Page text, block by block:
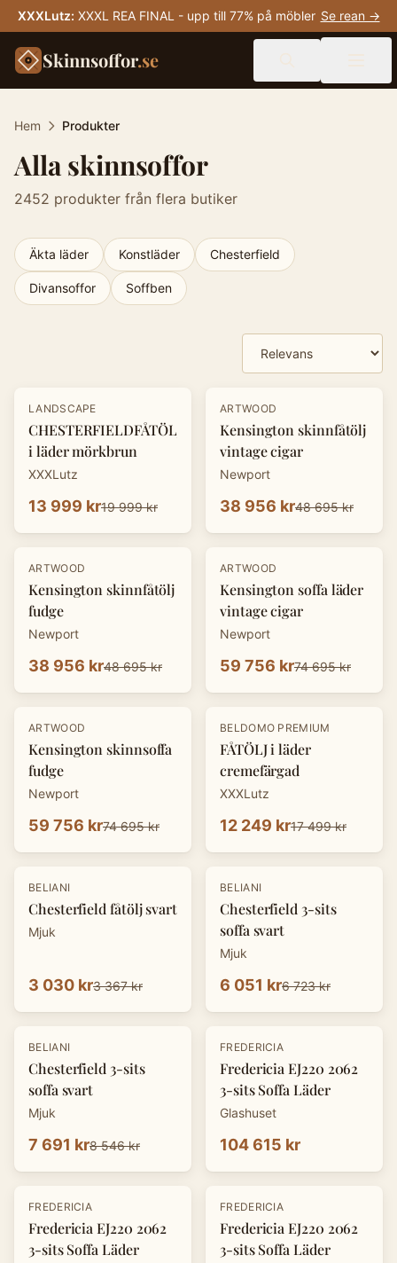
XXXLutz: XXXL REA FINAL - upp till 77% på möbler Se rean →
Skinnsoffor.se
Hem Produkter
Alla skinnsoffor
2452 produkter från flera butiker
Äkta läder Konstläder Chesterfield
Divansoffor Soffben
- 30%
LANDSCAPE
CHESTERFIELDFÅTÖLJ
i läder mörkbrun
XXXLutz
13 999 kr19 999 kr
-20%
ARTWOOD
Kensington skinnfåtölj
vintage cigar
Newport
38 956 kr48 695 kr
-20%
ARTWOOD
Kensington skinnfåtölj
fudge
Newport
38 956 kr48 695 kr
-20%
ARTWOOD
Kensington soffa läder
vintage cigar
Newport
59 756 kr74 695 kr
-20%
ARTWOOD
Kensington skinnsoffa
fudge
Newport
59 756 kr74 695 kr
-30 %
BELDOMO PREMIUM
FÅTÖLJ i läder
cremefärgad
XXXLutz
12 249 kr17 499 kr
-10 %
BELIANI
Chesterfield fåtölj svart
Mjuk
3 030 kr3 367 kr
-10 %
BELIANI
Chesterfield 3-sits
soffa svart
Mjuk
6 051 kr6 723 kr
-10 %
BELIANI
Chesterfield 3-sits
soffa svart
Mjuk
7 691 kr8 546 kr
FREDERICIA
Fredericia EJ220 2062
3-sits Soffa Läder
Glashuset
104 615 kr
FREDERICIA
Fredericia EJ220 2062
3-sits Soffa Läder
FREDERICIA
Fredericia EJ220 2062
3-sits Soffa Läder